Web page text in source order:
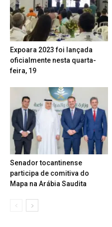
Expoara 2023 foi lançada
oficialmente nesta quarta-
feira, 19
Senador tocantinense
participa de comitiva do
Mapa na Arábia Saudita